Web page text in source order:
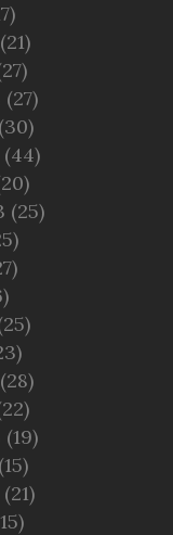
(21)
(27)
(30)
(44)
(25)
(28)
(19)
(15)
(21)